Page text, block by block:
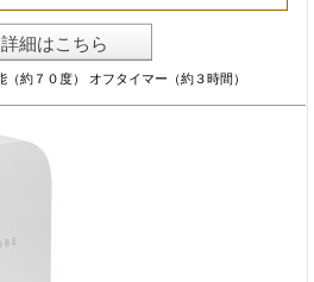
詳細はこちら
約７０度） オフタイマー（約３時間）